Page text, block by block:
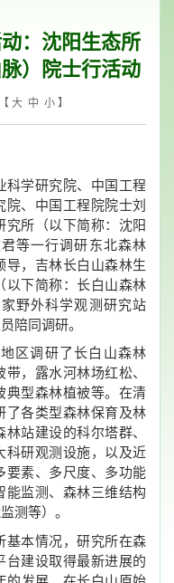
：沈阳生态所
）院士行活动
大 中 小 】
科学研究院、中国工程
院、中国工程院院士刘
究所（以下简称：沈阳
等一行调研东北森林
导，吉林长白山森林生
以下简称：长白山森林
野外科学观测研究站
陪同调研。
区调研了长白山森林
，露水河林场红松、
典型森林植被等。在清
了各类型森林保育及林
站建设的科尔塔群、
科研观测设施，以及近
要素、多尺度、多功能
能监测、森林三维结构
测等）。
基本情况，研究所在森
台建设取得最新进展的